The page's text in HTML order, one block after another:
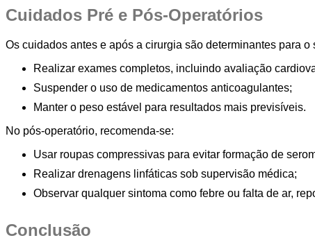
Cuidados Pré e Pós-Operatórios
Os cuidados antes e após a cirurgia são determinantes para
Realizar exames completos, incluindo avaliação
Suspender o uso de medicamentos anticoagulantes;
Manter o peso estável para resultados mais previsíveis.
No pós-operatório, recomenda-se:
Usar roupas compressivas para evitar formação de
Realizar drenagens linfáticas sob supervisão médica;
Observar qualquer sintoma como febre ou falta de ar,
Conclusão